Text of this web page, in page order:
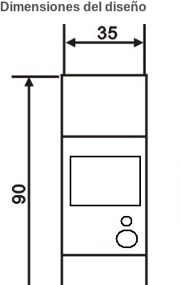
Dimensiones del diseño